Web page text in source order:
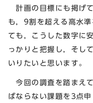
計画の目標にも掲げ
も，9割を超える高水
ても，こうした数字に
っかりと把握し，そし
いりたいと思います。
今回の調査を踏まえ
ばならない課題を3点申